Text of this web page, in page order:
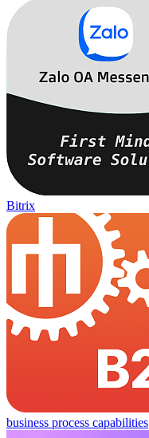
Bitrix
business process capabilities